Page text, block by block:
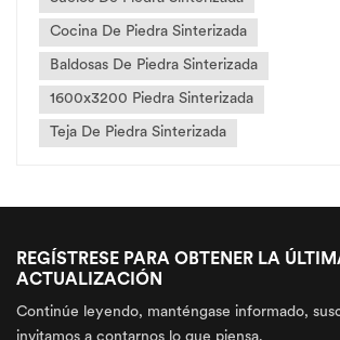
Cocina De Piedra Sinterizada
Baldosas De Piedra Sinterizada
1600x3200 Piedra Sinterizada
Teja De Piedra Sinterizada
REGÍSTRESE PARA OBTENER LA
ACTUALIZACIÓN
Continúe leyendo, manténgase informado,